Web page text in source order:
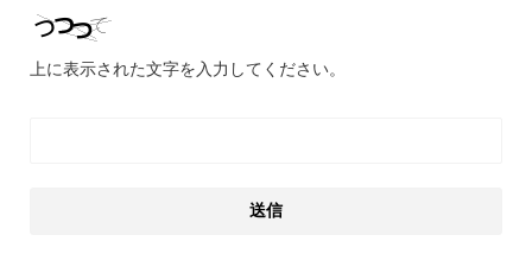
上に表示された文字を入力してください。